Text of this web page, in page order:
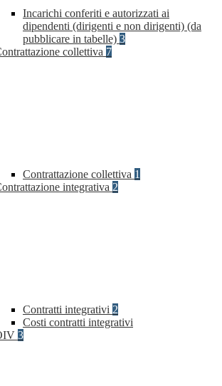
Incarichi conferiti e autorizzati ai
dipendenti (dirigenti e non dirigenti) (da
pubblicare in tabelle) 3
collettiva 7
Contrattazione collettiva 1
integrativa 2
Contratti integrativi 2
Costi contratti integrativi
3